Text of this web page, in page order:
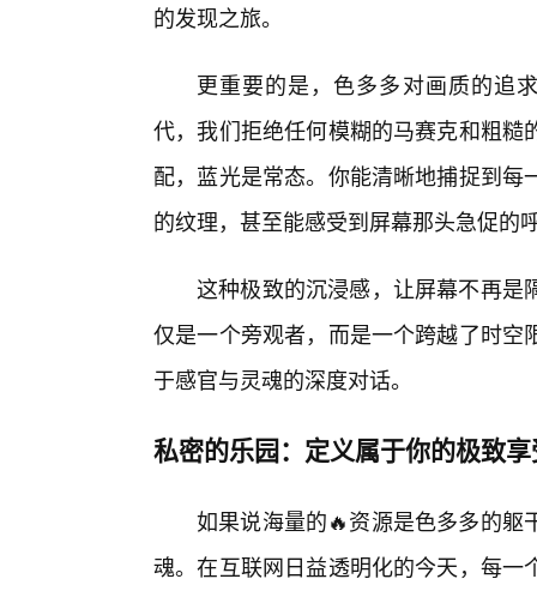
的发现之旅。
更重要的是，色多多对画质的追
代，我们拒绝任何模糊的马赛克和粗
配，蓝光是常态。你能清晰地捕捉到
的纹理，甚至能感受到屏幕那头急促的
这种极致的沉浸感，让屏幕不再是
仅是一个旁观者，而是一个跨越了时
于感官与灵魂的深度对话。
私密的乐园：定义属于你的极致
如果说海量的🔥资源是色多多的躯
魂。在互联网日益透明化的今天，每